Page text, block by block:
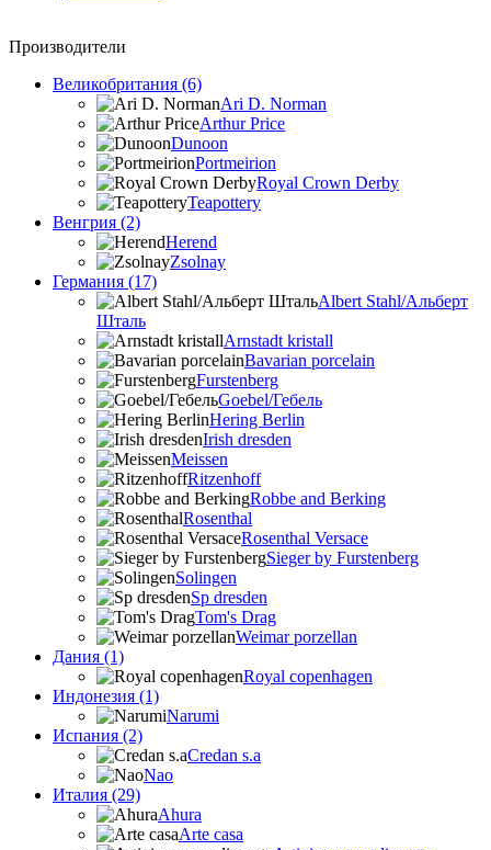
Производители
Великобритания (6)
Ari D. Norman
Arthur Price
Dunoon
Portmeirion
Royal Crown Derby
Teapottery
Венгрия (2)
Herend
Zsolnay
Германия (17)
Albert Stahl/Альбеpт
Шталь
Arnstadt kristall
Bavarian porcelain
Furstenberg
Goebel/Гебель
Hering Berlin
Irish dresden
Meissen
Ritzenhoff
Robbe and Berking
Rosenthal
Rosenthal Versace
Sieger by Furstenberg
Solingen
Sp dresden
Tom's Drag
Weimar porzellan
Дания (1)
Royal copenhagen
Индонезия (1)
Narumi
Испания (2)
Credan s.a
Nao
Италия (29)
Ahura
Arte casa